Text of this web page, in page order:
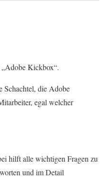
Kickbox“.
Schachtel, die Adobe
egal welcher
hilft alle wichtigen Fragen zu
und im Detail